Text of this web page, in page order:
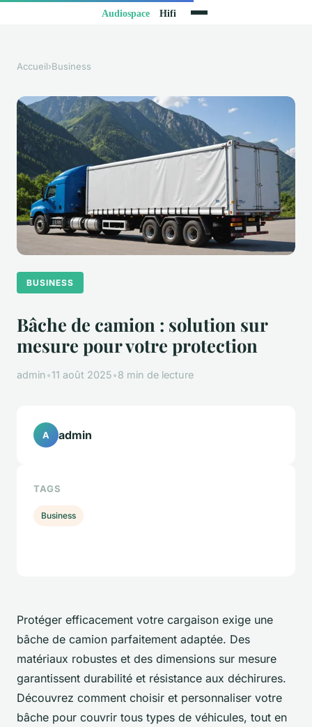
Accueil›Business
BUSINESS
Bâche de camion : solution sur
mesure pour votre protection
admin•11 août 2025•8 min de lecture
Protéger efficacement votre cargaison exige une
bâche de camion parfaitement adaptée. Des
matériaux robustes et des dimensions sur mesure
garantissent durabilité et résistance aux déchirures.
Découvrez comment choisir et personnaliser votre
bâche pour couvrir tous types de véhicules, tout en
A admin
TAGS
Business